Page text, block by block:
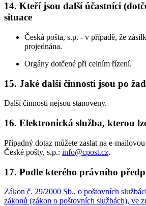
14. Kteří jsou další účastníci
situace
Česká pošta, s.p. - v případě, že
projednána.
Orgány dotčené při celním řízení.
15. Jaké další činnosti jsou po
Další činnosti nejsou stanoveny.
16. Elektronická služba, kterou
Případný dotaz můžete zaslat na e-
České pošty, s.p.: info@cpost.cz.
17. Podle kterého právního
Zákon č. 29/2000 Sb., o poštovních
zákonů (zákon o poštovních službách), ve